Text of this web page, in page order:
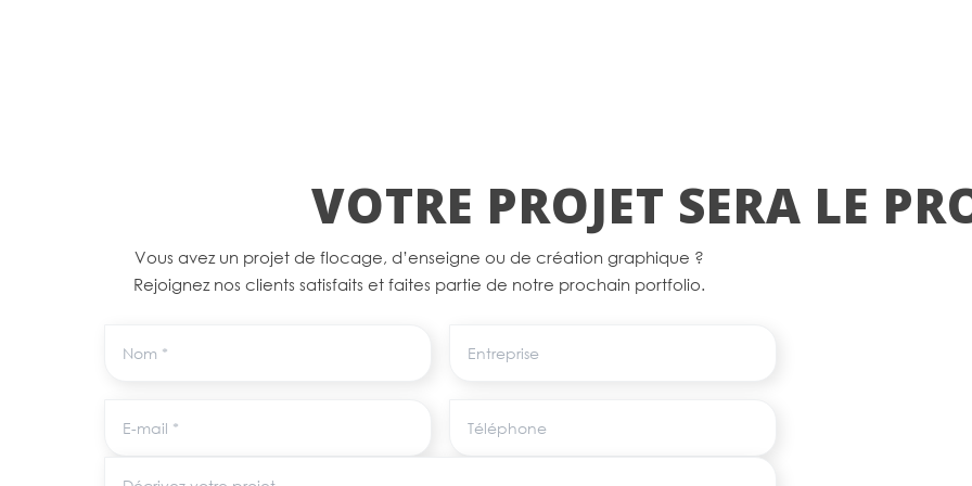
VOTRE PROJET SERA LE
Vous avez un projet de flocage, d’enseigne ou de création graphique ?
Rejoignez nos clients satisfaits et faites partie de notre prochain portfolio.